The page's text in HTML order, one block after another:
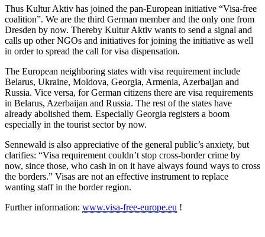
Thus Kultur Aktiv has joined the pan-European initiative “Visa-free
coalition”. We are the third German member and the only one from
Dresden by now. Thereby Kultur Aktiv wants to send a signal and
calls up other NGOs and initiatives for joining the initiative as well
in order to spread the call for visa dispensation.
The European neighboring states with visa requirement include
Belarus, Ukraine, Moldova, Georgia, Armenia, Azerbaijan and
Russia. Vice versa, for German citizens there are visa requirements
in Belarus, Azerbaijan and Russia. The rest of the states have
already abolished them. Especially Georgia registers a boom
especially in the tourist sector by now.
Sennewald is also appreciative of the general public’s anxiety, but
clarifies: “Visa requirement couldn’t stop cross-border crime by
now, since those, who cash in on it have always found ways to cross
the borders.” Visas are not an effective instrument to replace
wanting staff in the border region.
Further information: www.visa-free-europe.eu !